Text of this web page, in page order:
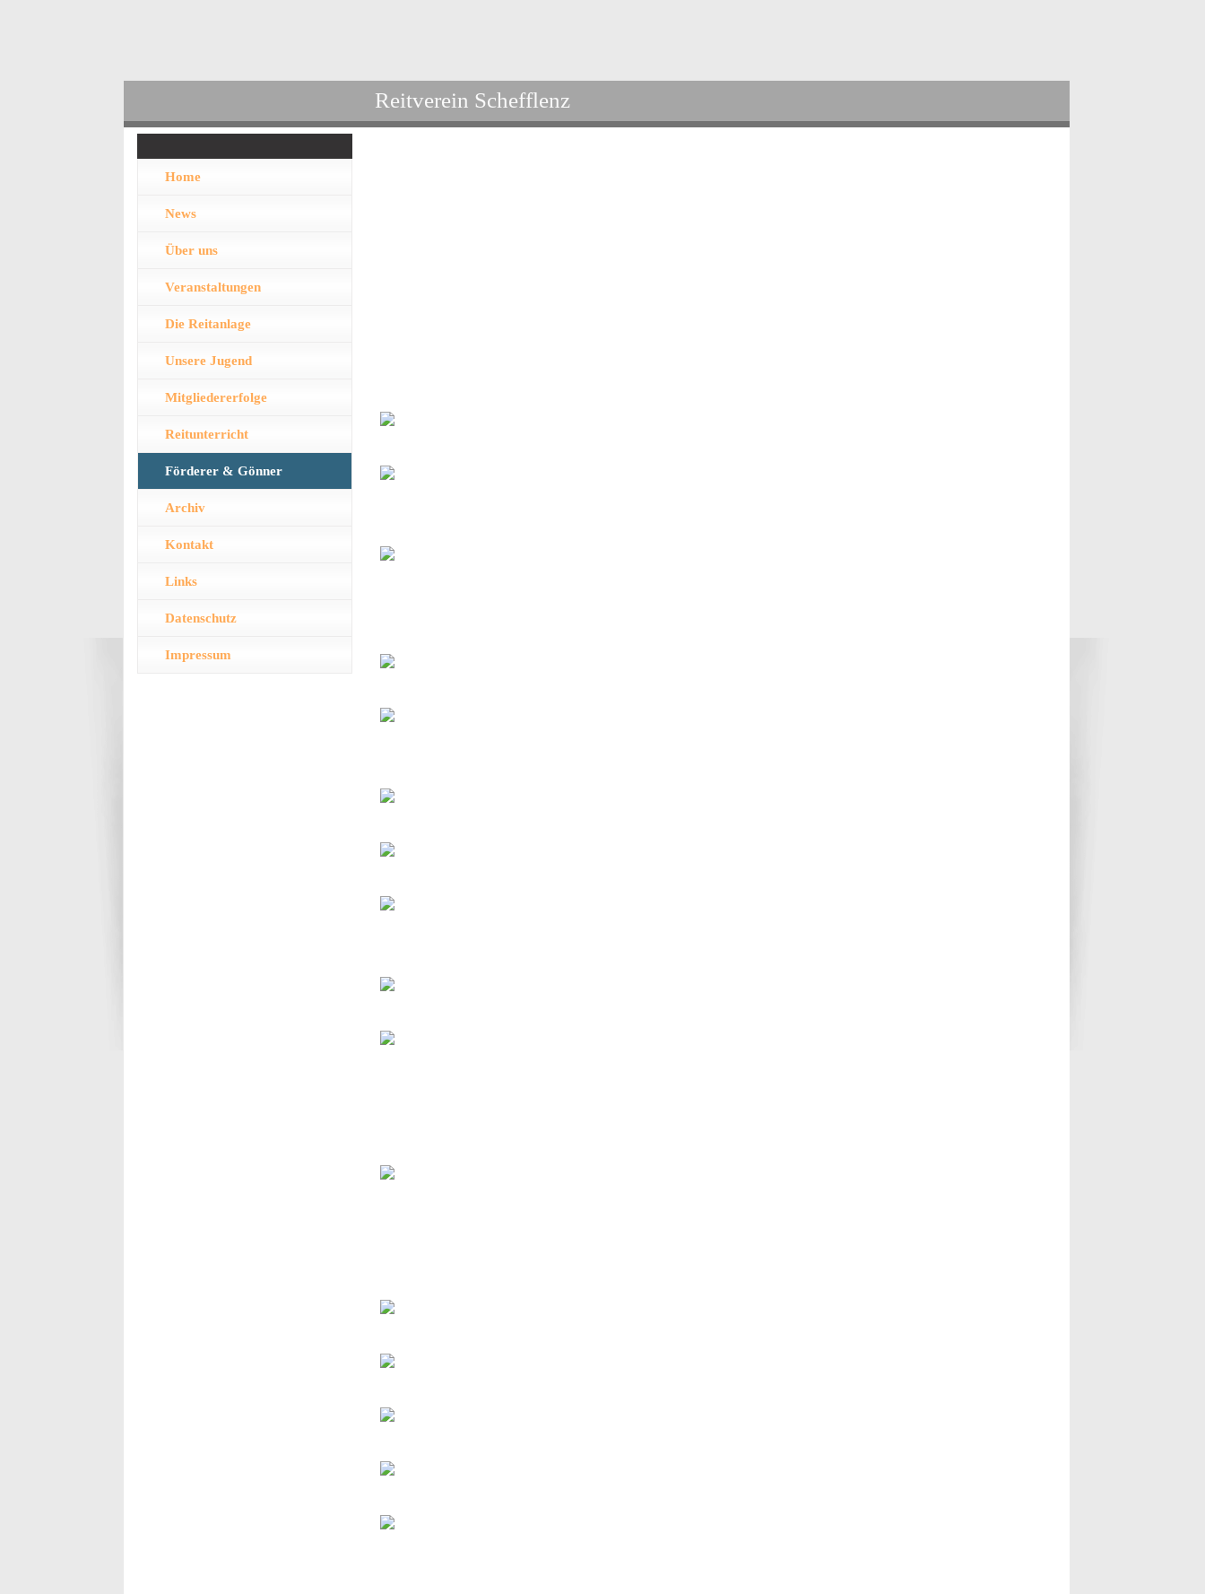
Reitverein Schefflenz
Home
News
Über uns
Veranstaltungen
Die Reitanlage
Unsere Jugend
Mitgliedererfolge
Reitunterricht
Förderer & Gönner
Archiv
Kontakt
Links
Datenschutz
Impressum